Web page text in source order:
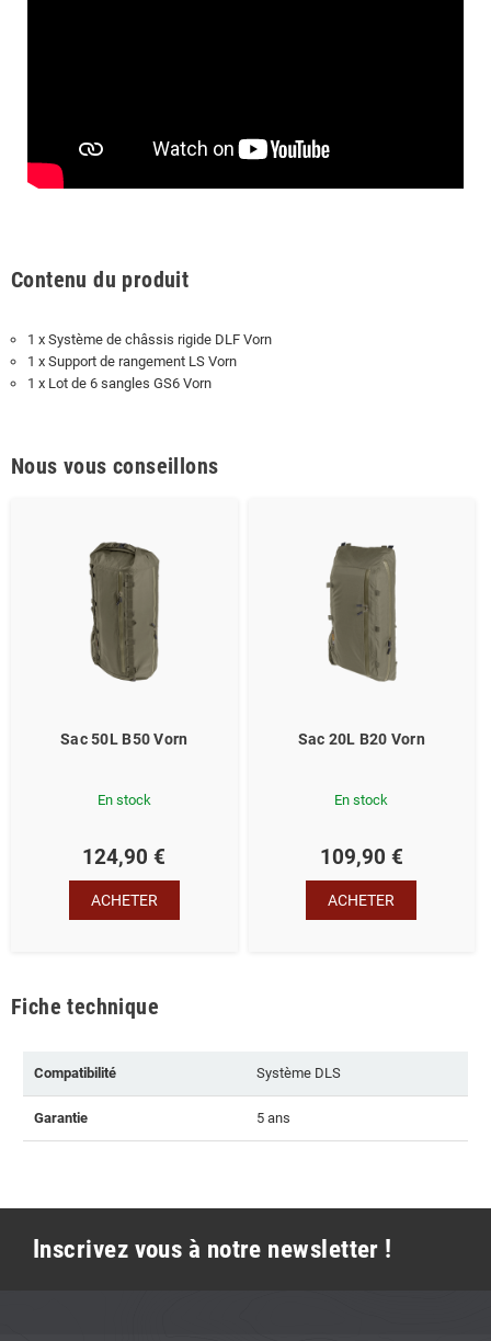
Contenu du produit
1 x Système de châssis rigide DLF Vorn
1 x Support de rangement LS Vorn
1 x Lot de 6 sangles GS6 Vorn
Nous vous conseillons
Sac 50L B50 Vorn
En stock
124,90 €
ACHETER
Sac 20L B20 Vorn
En stock
109,90 €
ACHETER
Fiche technique
Compatibilité Système DLS
Garantie 5 ans
Inscrivez vous à notre newsletter !